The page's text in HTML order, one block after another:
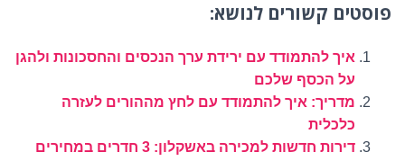
פוסטים קשורים לנושא:
איך להתמודד עם ירידת ערך הנכסים והחסכונות ולהגן
על הכסף שלכם
מדריך: איך להתמודד עם לחץ מההורים לעזרה
כלכלית
דירות חדשות למכירה באשקלון: 3 חדרים במחירים